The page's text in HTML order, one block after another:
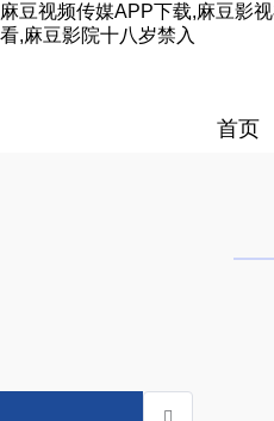
麻豆视频传媒APP下载,麻豆影
看,麻豆影院十八岁禁入
首页